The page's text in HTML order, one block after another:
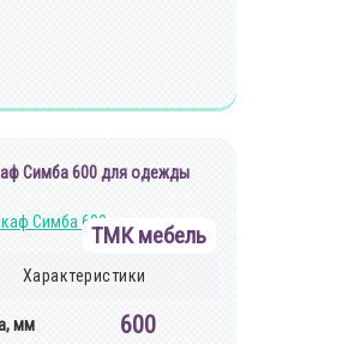
Симба 600 для одежды
ТМК мебель
Характеристики
мм 600